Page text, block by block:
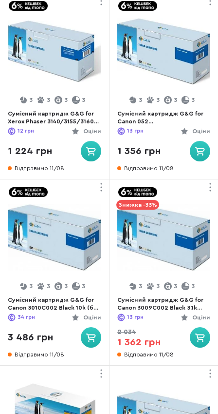
3 3 3 3
Сумісний картридж G&G for
Xerox Phaser 3140/3155/3160
Max Black (G&G-108R00909)Оціни
12 грн
1 224 грн
Відправимо 11/08
3 3 3 3
Сумісний картридж G&G for
Canon 052
LBP212dw/214dw/LBP215x/MF
421dw/MF426dw/MF428x/MF4
Оціни
13 грн
1 356 грн
Відправимо 11/08
3 3 3 3
Сумісний картридж G&G for
Canon 3010C002 Black 10k (без
чіпа) (G&G-057H)
Оціни
34 грн
3 486 грн
Відправимо 11/08
Знижка -33%
3 3 3 3
Сумісний картридж G&G for
Canon 3009C002 Black 3.1k
Without chip (G&G-057)
Оціни
13 грн
2 034
1 362 грн
Відправимо 11/08